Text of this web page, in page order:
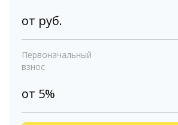
от руб.
Первоначальный
взнос
от 5%